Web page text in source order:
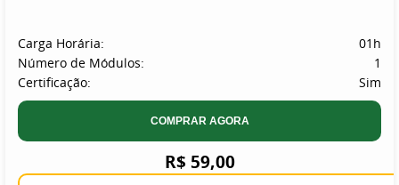
Carga Horária:
01h
Número de Módulos:
1
Certificação:
Sim
COMPRAR AGORA
R$ 59,00